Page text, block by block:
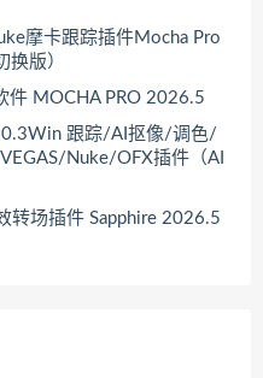
摩卡跟踪插件Mocha Pro
版）
件 MOCHA PRO 2026.5
跟踪/AI抠像/调色/
Nuke/OFX插件（AI
转场插件 Sapphire 2026.5